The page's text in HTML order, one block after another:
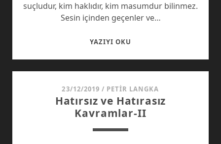
suçludur, kim haklıdır, kim masumdur bilinmez.
Sesin içinden geçenler ve…
YAZIYI OKU
23/12/2019 / PETIR LANGKA
Hatırsız ve Hatırasız
Kavramlar-II